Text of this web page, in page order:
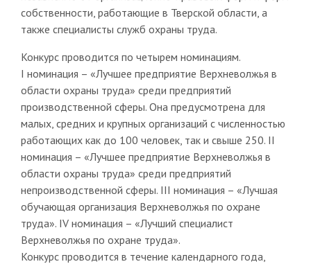
собственности, работающие в Тверской области, а
также специалисты служб охраны труда.
Конкурс проводится по четырем номинациям.
I номинация – «Лучшее предприятие Верхневолжья в
области охраны труда» среди предприятий
производственной сферы. Она предусмотрена для
малых, средних и крупных организаций с численностью
работающих как до 100 человек, так и свыше 250. II
номинация – «Лучшее предприятие Верхневолжья в
области охраны труда» среди предприятий
непроизводственной сферы. III номинация – «Лучшая
обучающая организация Верхневолжья по охране
труда». IV номинация – «Лучший специалист
Верхневолжья по охране труда».
Конкурс проводится в течение календарного года,